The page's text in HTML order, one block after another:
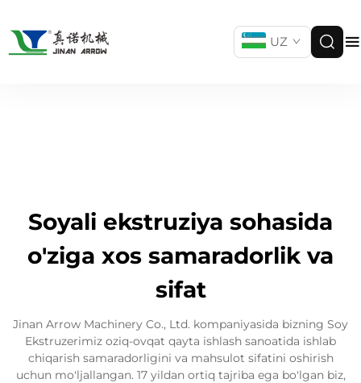
UZ
Soyali ekstruziya sohasida
o'ziga xos samaradorlik va
sifat
Jinan Arrow Machinery Co., Ltd. kompaniyasida bizning Soy
Ekstruzerimiz oziq-ovqat qayta ishlash sanoatida ishlab
chiqarish samaradorligini va mahsulot sifatini oshirish
uchun mo'ljallangan. 17 yildan ortiq tajriba ega bo'lgan biz,